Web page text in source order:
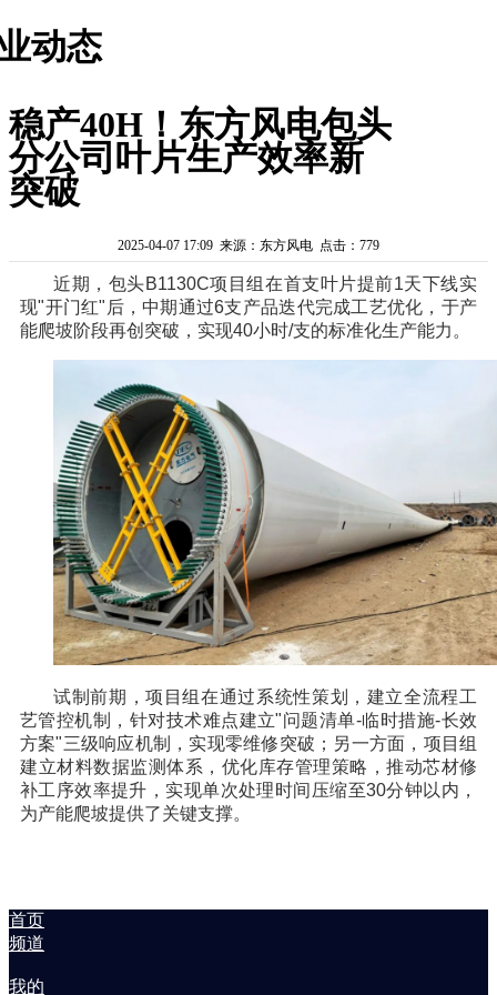
动态
稳产40H！东方风电包头
分公司叶片生产效率新
突破
2025-04-07 17:09 来源：东方风电 点击：779
近期，包头B1130C项目组在首支叶片提前1天下线实
现"开门红"后，中期通过6支产品迭代完成工艺优化，于产
能爬坡阶段再创突破，实现40小时/支的标准化生产能力。
试制前期，项目组在通过系统性策划，建立全流程工
艺管控机制，针对技术难点建立"问题清单-临时措施-长效
方案"三级响应机制，实现零维修突破；另一方面，项目组
建立材料数据监测体系，优化库存管理策略，推动芯材修
补工序效率提升，实现单次处理时间压缩至30分钟以内，
为产能爬坡提供了关键支撑。
首页
频道
我的